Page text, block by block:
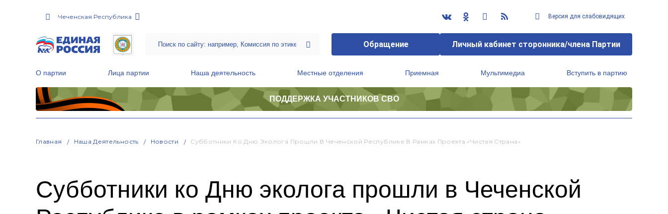
Чеченская Республика Версия для слабовидящих
Обращение Личный кабинет сторонника/члена Партии
О партии Лица партии Наша деятельность Местные отделения Приемная Мультимедиа Вступить в партию
ПОДДЕРЖКА УЧАСТНИКОВ СВО
Главная Наша Деятельность Новости Субботники Ко Дню Эколога Прошли В Чеченской Республике В Рамках Проекта «Чистая Страна»
Субботники ко Дню эколога прошли в Чеченской